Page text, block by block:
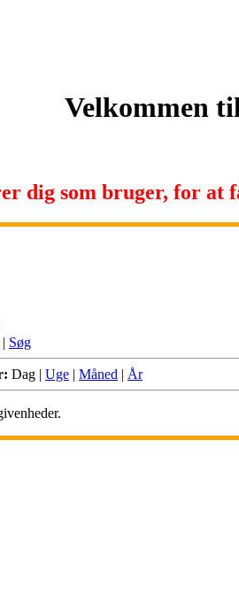
Velkommen
dig som bruger, for at
| Søg
Dag | Uge | Måned | År